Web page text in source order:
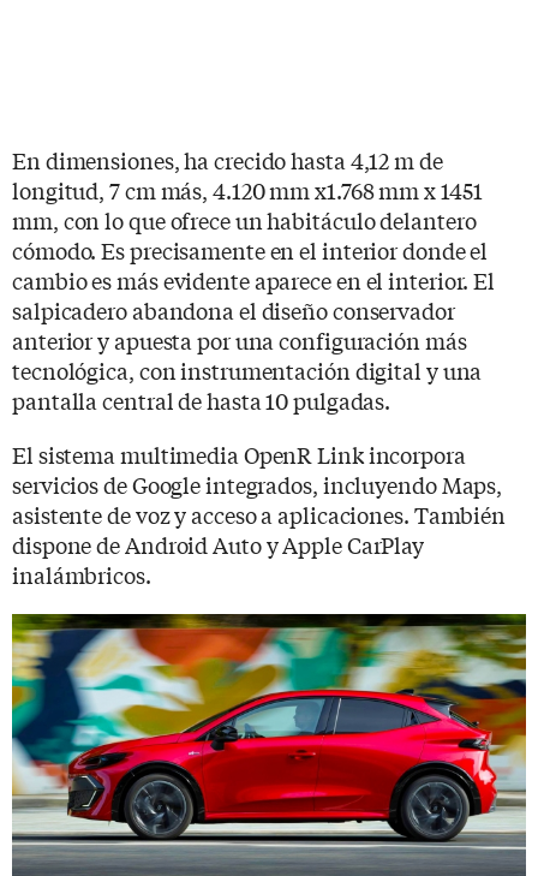
En dimensiones, ha crecido hasta 4,12 m de
longitud, 7 cm más, 4.120 mm x1.768 mm x 1451
mm, con lo que ofrece un habitáculo delantero
cómodo. Es precisamente en el interior donde el
cambio es más evidente aparece en el interior. El
salpicadero abandona el diseño conservador
anterior y apuesta por una configuración más
tecnológica, con instrumentación digital y una
pantalla central de hasta 10 pulgadas.
El sistema multimedia OpenR Link incorpora
servicios de Google integrados, incluyendo Maps,
asistente de voz y acceso a aplicaciones. También
dispone de Android Auto y Apple CarPlay
inalámbricos.